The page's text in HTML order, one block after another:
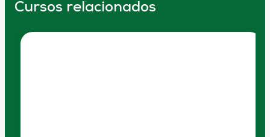
Cursos relacionados